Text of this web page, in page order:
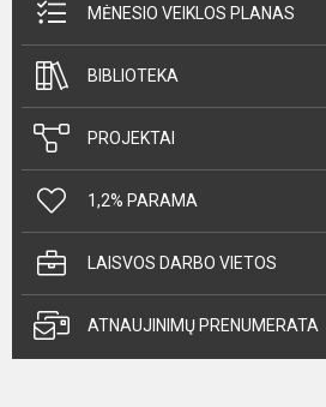
MĖNESIO VEIKLOS PLANAS
BIBLIOTEKA
PROJEKTAI
1,2% PARAMA
LAISVOS DARBO VIETOS
ATNAUJINIMŲ PRENUMERATA